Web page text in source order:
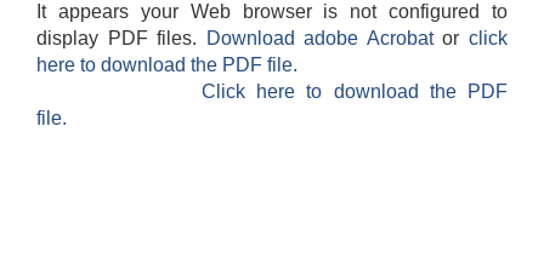
It appears your Web browser is not configured to
display PDF files.
Download adobe Acrobatorclick
here to download the PDF file.
Click here to download the PDF
file.